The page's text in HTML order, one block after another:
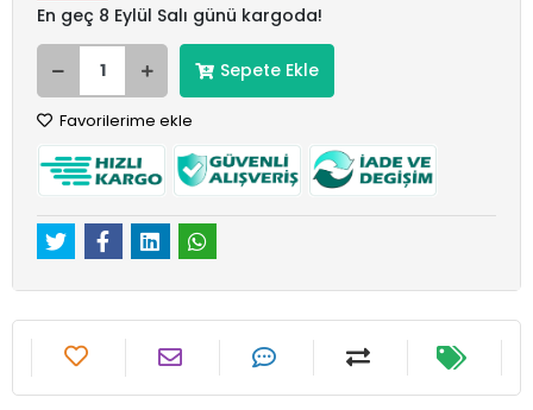
En geç 8 Eylül Salı günü kargoda!
Sepete Ekle
Favorilerime ekle